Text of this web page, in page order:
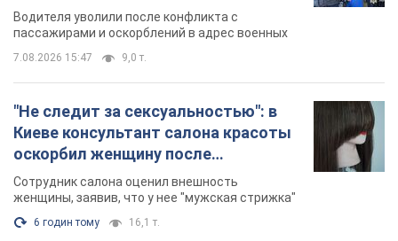
военным и поплатился за это.
Видео
Водителя уволили после конфликта с
пассажирами и оскорблений в адрес военных
7.08.2026 15:47 9,0 т.
"Не следит за сексуальностью": в
Киеве консультант салона красоты
оскорбил женщину после
химиотерапии, разгорелся скандал.
Фото
Сотрудник салона оценил внешность
женщины, заявив, что у нее "мужская стрижка"
6 годин тому 16,1 т.